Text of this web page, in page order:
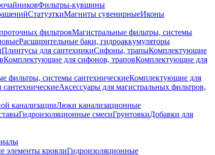
Фильтры-кувшины
СтатуэткиМагниты сувенирныеИконы
фильтровМагистральные фильтры, системы
Расширительные баки, гидроаккумуляторы
Плинтусы для сантехникиСифоны, трапыКомплектующие
Комплектующие для сифонов, траповКомплектующие для
фильтры, системы сантехническиеКомплектующие для
Аксессуары для магистральных фильтров,
канализацииЛюки канализационные
Гидроизоляционные смесиГрунтовкиДобавки для
элементы кровлиГидроизоляционные